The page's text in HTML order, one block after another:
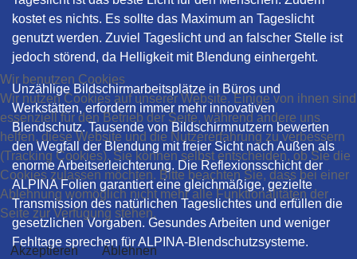
kostet es nichts. Es sollte das Maximum an Tageslicht
genutzt werden. Zuviel Tageslicht und an falscher Stelle ist
jedoch störend, da Helligkeit mit Blendung einhergeht.
Unzählige Bildschirmarbeitsplätze in Büros und
Werkstätten, erfordern immer mehr innovativen
Blendschutz. Tausende von Bildschirmnutzern bewerten
den Wegfall der Blendung mit freier Sicht nach Außen als
enorme Arbeitserleichterung. Die Reflexionsschicht der
ALPINA Folien garantiert eine gleichmäßige, gezielte
Transmission des natürlichen Tageslichtes und erfüllen die
gesetzlichen Vorgaben. Gesundes Arbeiten und weniger
Fehltage sprechen für ALPINA-Blendschutzsysteme.
Wir benutzen Cookies
Wir nutzen Cookies auf unserer Website. Einige von ihnen sind
essenziell für den Betrieb der Seite, während andere uns
helfen, diese Website und die Nutzererfahrung zu verbessern
(Tracking Cookies). Sie können selbst entscheiden, ob Sie die
Cookies zulassen möchten. Bitte beachten Sie, dass bei einer
Ablehnung womöglich nicht mehr alle Funktionalitäten der
Seite zur Verfügung stehen.
Akzeptieren
Ablehnen